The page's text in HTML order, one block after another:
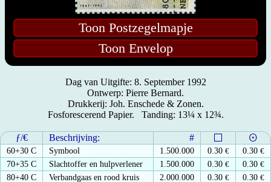
Toon Postzegelmapje
Toon Envelop
Dag van Uitgifte: 8. September 1992
Ontwerp: Pierre Bernard.
Drukkerij: Joh. Enschede & Zonen.
Fosforescerend Papier. Tanding: 13¼ x 12¾.
ƒ/€ Beschrijving: #
60+30 C Symbool 1.500.000 0.30 € 0.30 €
70+35 C
Slachtoffer en hulpverlener 1.500.000 0.30 € 0.30 €
80+40 C
Verbandgaas en rood kruis 2.000.000 0.30 € 0.30 €